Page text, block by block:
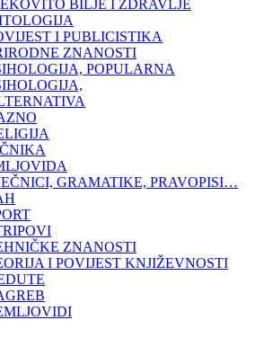
BILJE I ZDRAVLJE
I PUBLICISTIKA
ZNANOSTI
POPULARNA
GRAMATIKE, PRAVOPISI…
ZNANOSTI
I POVIJEST KNJIŽEVNOSTI